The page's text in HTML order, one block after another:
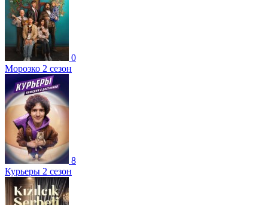
0
Морозко 2 сезон
8
Курьеры 2 сезон